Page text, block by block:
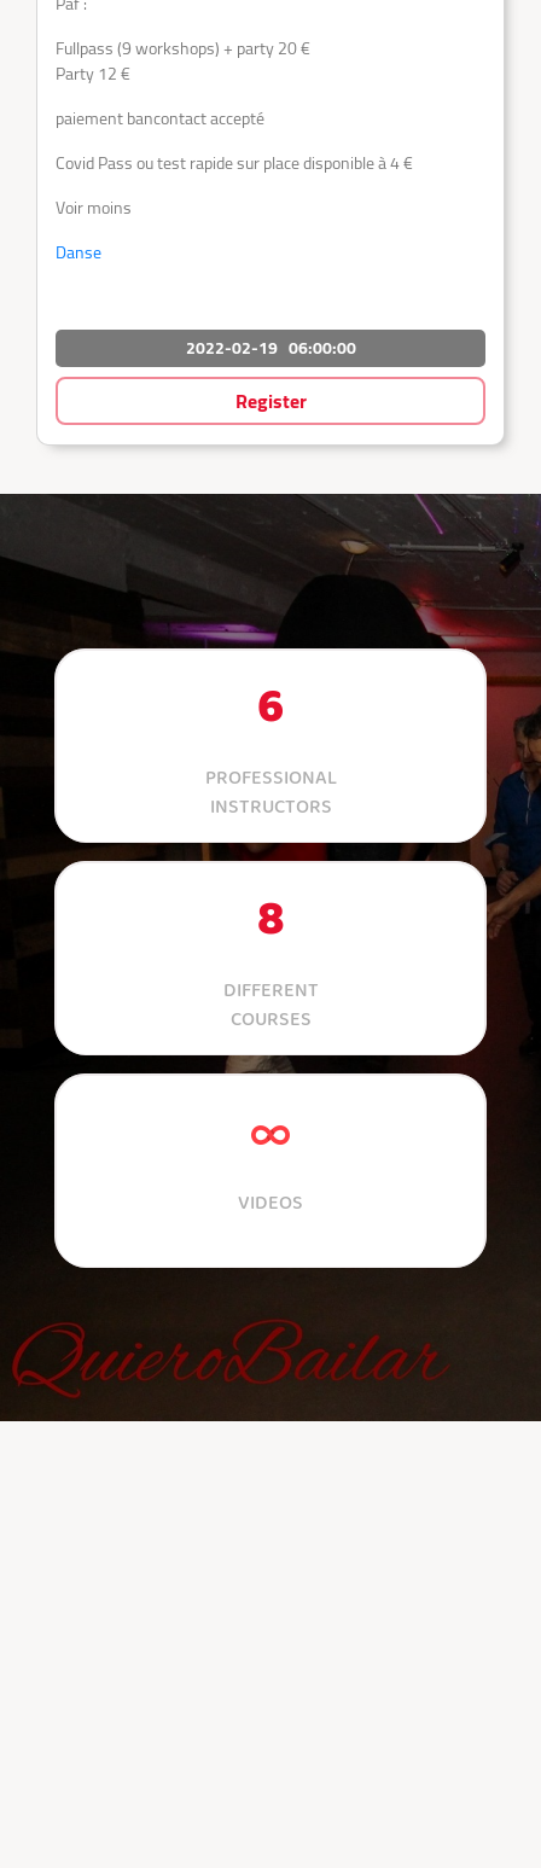
Fullpass (9 workshops) + party 20 €
Party 12 €
paiement bancontact accepté
Covid Pass ou test rapide sur place disponible à 4 €
Voir moins
Danse
2022-02-19 06:00:00
Register
6
PROFESSIONAL
INSTRUCTORS
8
DIFFERENT
COURSES
VIDEOS